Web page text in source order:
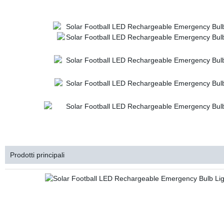
Prodotti principali